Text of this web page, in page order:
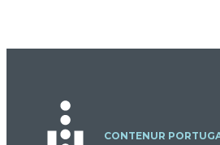
CONTENUR